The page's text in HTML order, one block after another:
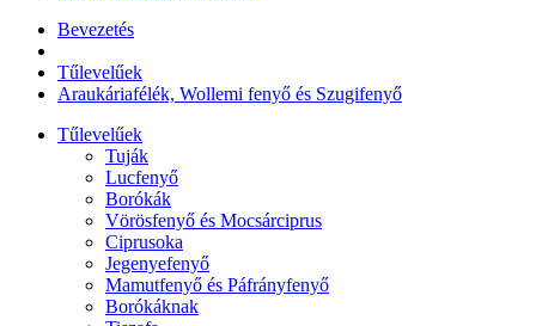
Bevezetés
Tűlevelűek
Araukáriafélék, Wollemi fenyő és Szugifenyő
Tűlevelűek
Tuják
Lucfenyő
Borókák
Vörösfenyő és Mocsárciprus
Ciprusoka
Jegenyefenyő
Mamutfenyő és Páfrányfenyő
Borókáknak